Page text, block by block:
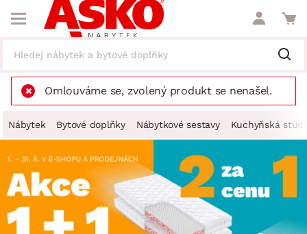
Omlouváme se, zvolený produkt se nenašel.
Nábytek Bytové doplňky Nábytkové sestavy Kuchyňská